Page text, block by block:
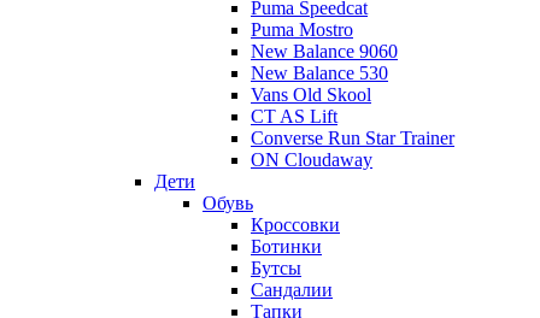
Puma Speedcat
Puma Mostro
New Balance 9060
New Balance 530
Vans Old Skool
CT AS Lift
Converse Run Star Trainer
ON Cloudaway
Дети
Обувь
Кроссовки
Ботинки
Бутсы
Сандалии
Тапки